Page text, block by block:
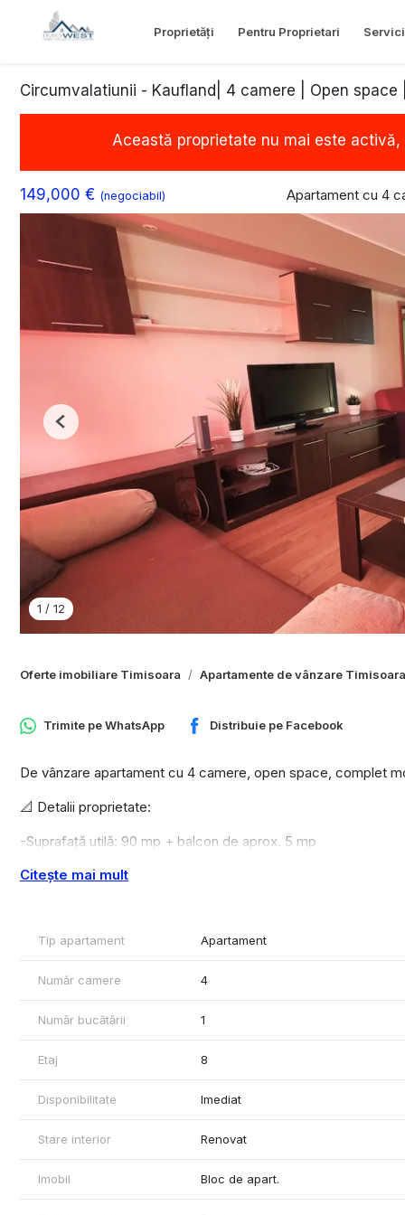
Proprietăți Pentru Proprietari
Circumvalatiunii - Kaufland| 4 camere | Open space
Această proprietate nu mai este activă,
149,000 € (negociabil) Apartament cu 4
1 / 12
Previous
Oferte imobiliare Timisoara Apartamente de vânzare Timisoara
Trimite peWhatsApp Distribuie pe Facebook
De vânzare apartament cu 4 camere, open space, complet
📐 Detalii proprietate:
-Suprafață utilă: 90 mp + balcon de aprox. 5 mp
-Compartimentare: 4 camere, bucătărie, baie, debara, balcon
-Încălzire prin termoficare, calorifere
-Aer condiționat
-Etaj: 8 din 8, imobil cu lift
📦 Dotări și finisaje:
-Bucătărie mobilată și utilată (aragaz, frigider)
-Ferestre PVC cu geam termopan
Citește mai mult
Tip apartament Apartament
Număr camere 4
Număr bucătării 1
Etaj 8
Disponibilitate Imediat
Stare interior Renovat
Imobil Bloc de apart.